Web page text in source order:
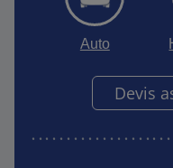
Auto
Devis